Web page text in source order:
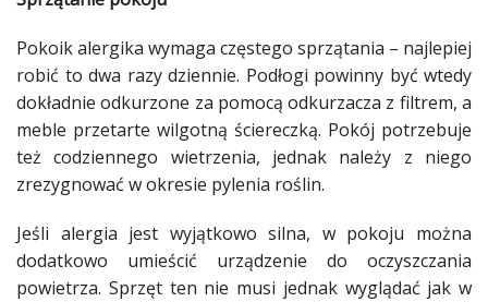
Pokoikalergika wymaga częstego sprzątania – najlepiej
robić to dwa razy dziennie. Podłogi powinny być wtedy
dokładnie odkurzone za pomocą odkurzacza z filtrem, a
meble przetarte wilgotną ściereczką. Pokój potrzebuje
też codziennego wietrzenia, jednak należy z niego
zrezygnować w okresie pylenia roślin.
Jeśli alergia jest wyjątkowo silna, w pokoju można
dodatkowo umieścić urządzenie do oczyszczania
powietrza. Sprzęt ten nie musi jednak wyglądać jak w